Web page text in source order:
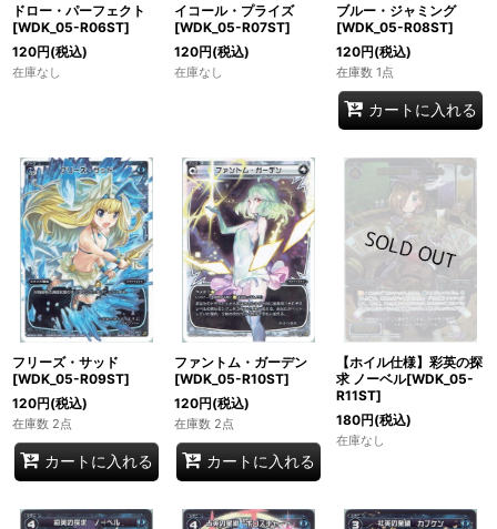
ドロー・パーフェクト
[WDK_05-R06ST]
120円(税込)
在庫なし
イコール・プライズ
[WDK_05-R07ST]
120円(税込)
在庫なし
ブルー・ジャミング
[WDK_05-R08ST]
120円(税込)
在庫数 1点
カートに入れる
フリーズ・サッド
[WDK_05-R09ST]
120円(税込)
在庫数 2点
カートに入れる
ファントム・ガーデン
[WDK_05-R10ST]
120円(税込)
在庫数 2点
カートに入れる
【ホイル仕様】彩英の探
求 ノーベル[WDK_05-
R11ST]
180円(税込)
在庫なし